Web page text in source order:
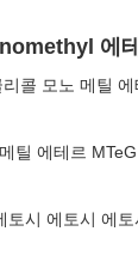
에
콜 모노 메틸
틸 에테르
시 에토시 에